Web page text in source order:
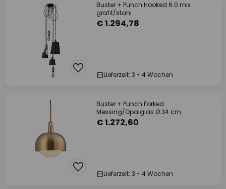
Buster + Punch Hooked 6.0 mix
grafit/stahl
€ 1.294,78
Lieferzeit: 3 - 4 Wochen
Buster + Punch Forked
Messing/Opalglas Ø 34 cm
€ 1.272,60
Lieferzeit: 3 - 4 Wochen